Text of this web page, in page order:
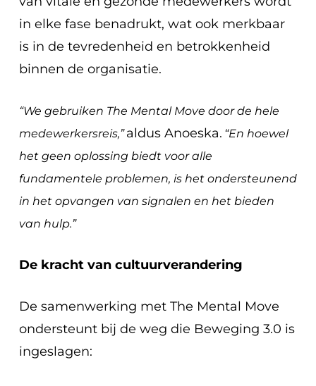
in elke fase benadrukt, wat ook merkbaar
is in de tevredenheid en betrokkenheid
binnen de organisatie.
“We gebruiken The Mental Move door de hele
medewerkersreis,”aldus Anoeska. “En hoewel
het geen oplossing biedt voor alle
fundamentele problemen, is het ondersteunend
in het opvangen van signalen en het bieden
van hulp.”
De kracht van cultuurverandering
De samenwerking met The Mental Move
ondersteunt bij de weg die Beweging 3.0 is
ingeslagen: